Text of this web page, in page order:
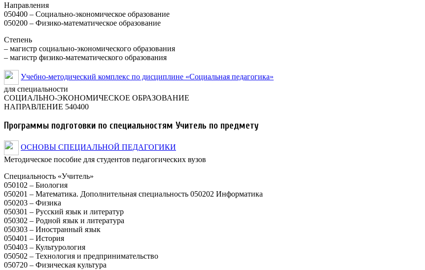
Направления
050400 – Социально-экономическое образование
050200 – Физико-математическое образование
Степень
– магистр социально-экономического образования
– магистр физико-математического образования
Учебно-методический комплекс по дисциплине «Социальная педагогика»
для специальности
СОЦИАЛЬНО-ЭКОНОМИЧЕСКОЕ ОБРАЗОВАНИЕ
НАПРАВЛЕНИЕ 540400
Программы подготовки по специальностям Учитель по предмету
ОСНОВЫ СПЕЦИАЛЬНОЙ ПЕДАГОГИКИ
Методическое пособие для студентов педагогических вузов
Специальность «Учитель»
050102 – Биология
050201 – Математика. Дополнительная специальность 050202 Информатика
050203 – Физика
050301 – Русский язык и литератур
050302 – Родной язык и литература
050303 – Иностранный язык
050401 – История
050403 – Культурология
050502 – Технология и предпринимательство
050720 – Физическая культура